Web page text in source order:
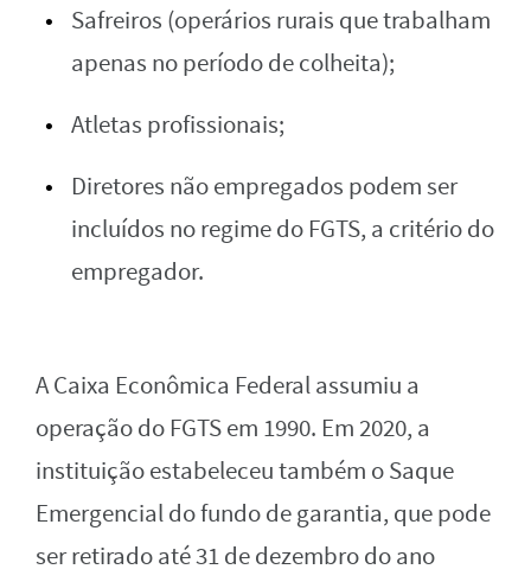
Safreiros (operários rurais que trabalham
apenas no período de colheita);
Atletas profissionais;
Diretores não empregados podem ser
incluídos no regime do FGTS, a critério do
empregador.
A Caixa Econômica Federal assumiu a
operação do FGTS em 1990. Em 2020, a
instituição estabeleceu também o Saque
Emergencial do fundo de garantia, que pode
ser retirado até 31 de dezembro do ano